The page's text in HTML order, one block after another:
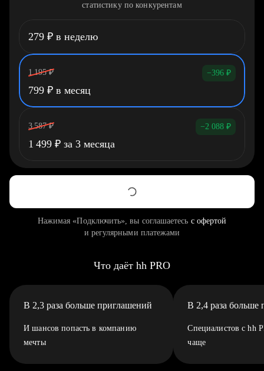
статистику по конкурентам
279 ₽ в неделю
1 195 ₽ −396 ₽
799 ₽ в месяц
3 587 ₽ −2 088 ₽
1 499 ₽ за 3 месяца
Нажимая «Подключить», вы соглашаетесь с офертой
и регулярными платежами
Что даёт hh PRO
В 2,3 раза больше приглашений
И шансов попасть в компанию
мечты
В 2,4 раза больше
Специалистов с hh
чаще